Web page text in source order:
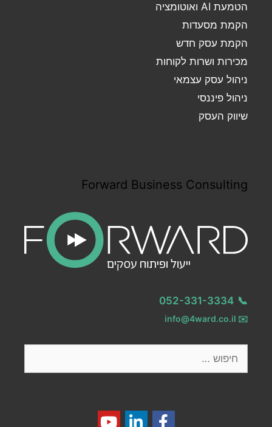
הטמעת AI ואוטומציה
הקמת מסעדות
הקמת עסק חדש
מכירות ושרות לקוחות
ניהול עסק עצמאי
ניהול פיננסי
שיווק העסק
Forward Business Consulting
📞
052-331-3334
✉️
info@4ward.co.il